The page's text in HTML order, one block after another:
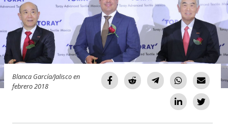
Blanca García/Jalisco en
febrero 2018